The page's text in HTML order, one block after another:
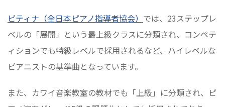
ピティナ（全日本ピアノ指導者協会） では、23ステップレ
ベルの「展開」という最上級クラスに分類され、コンペテ
ィションでも特級レベルで採用されるなど、ハイレベルな
ピアニストの基準曲となっています。
また、カワイ音楽教室の教材でも「上級」に分類され、ピ